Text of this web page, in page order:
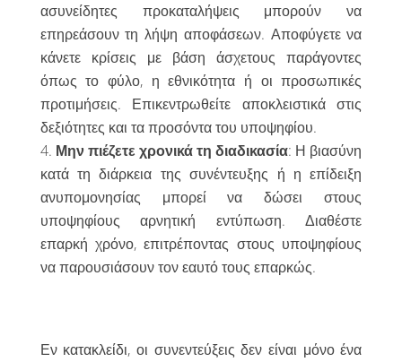
ασυνείδητες προκαταλήψεις μπορούν να
επηρεάσουν τη λήψη αποφάσεων. Αποφύγετε να
κάνετε κρίσεις με βάση άσχετους παράγοντες
όπως το φύλο, η εθνικότητα ή οι προσωπικές
προτιμήσεις. Επικεντρωθείτε αποκλειστικά στις
δεξιότητες και τα προσόντα του υποψηφίου.
Μην πιέζετε χρονικά τη διαδικασία: Η βιασύνη
κατά τη διάρκεια της συνέντευξης ή η επίδειξη
ανυπομονησίας μπορεί να δώσει στους
υποψηφίους αρνητική εντύπωση. Διαθέστε
επαρκή χρόνο, επιτρέποντας στους υποψηφίους
να παρουσιάσουν τον εαυτό τους επαρκώς.
Εν κατακλείδι, οι συνεντεύξεις δεν είναι μόνο ένα